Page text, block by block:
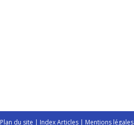
Plan du site | Index Articles | Mentions légales